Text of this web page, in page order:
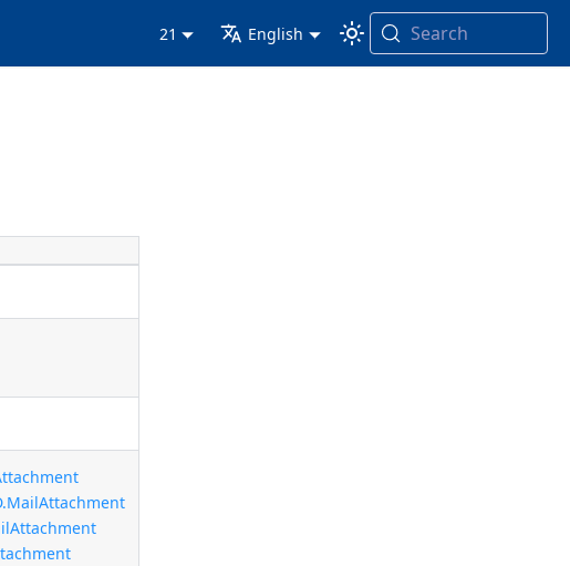
21 English Search